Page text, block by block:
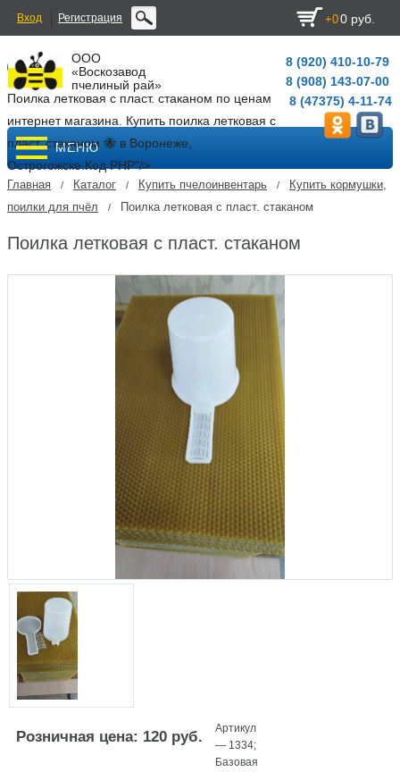
Вход Регистрация +00 руб.
ООО
«Воскозавод
пчелиный рай»
Поилка летковая с пласт. стаканом по ценам
интернет магазина. Купить поилка летковая с
пласт. стаканом 🐝 в Воронеже,
Острогожске. Код PHP"/>
8 (920) 410-10-79
8 (908) 143-07-00
8 (47375) 4-11-74
МЕНЮ
Главная / Каталог / Купить пчелоинвентарь /
Купить кормушки,
поилки для пчёл
/ Поилка летковая с пласт. стаканом
Поилка летковая с пласт. стаканом
Розничная цена: 120 руб.
Артикул
— 1334;
Базовая